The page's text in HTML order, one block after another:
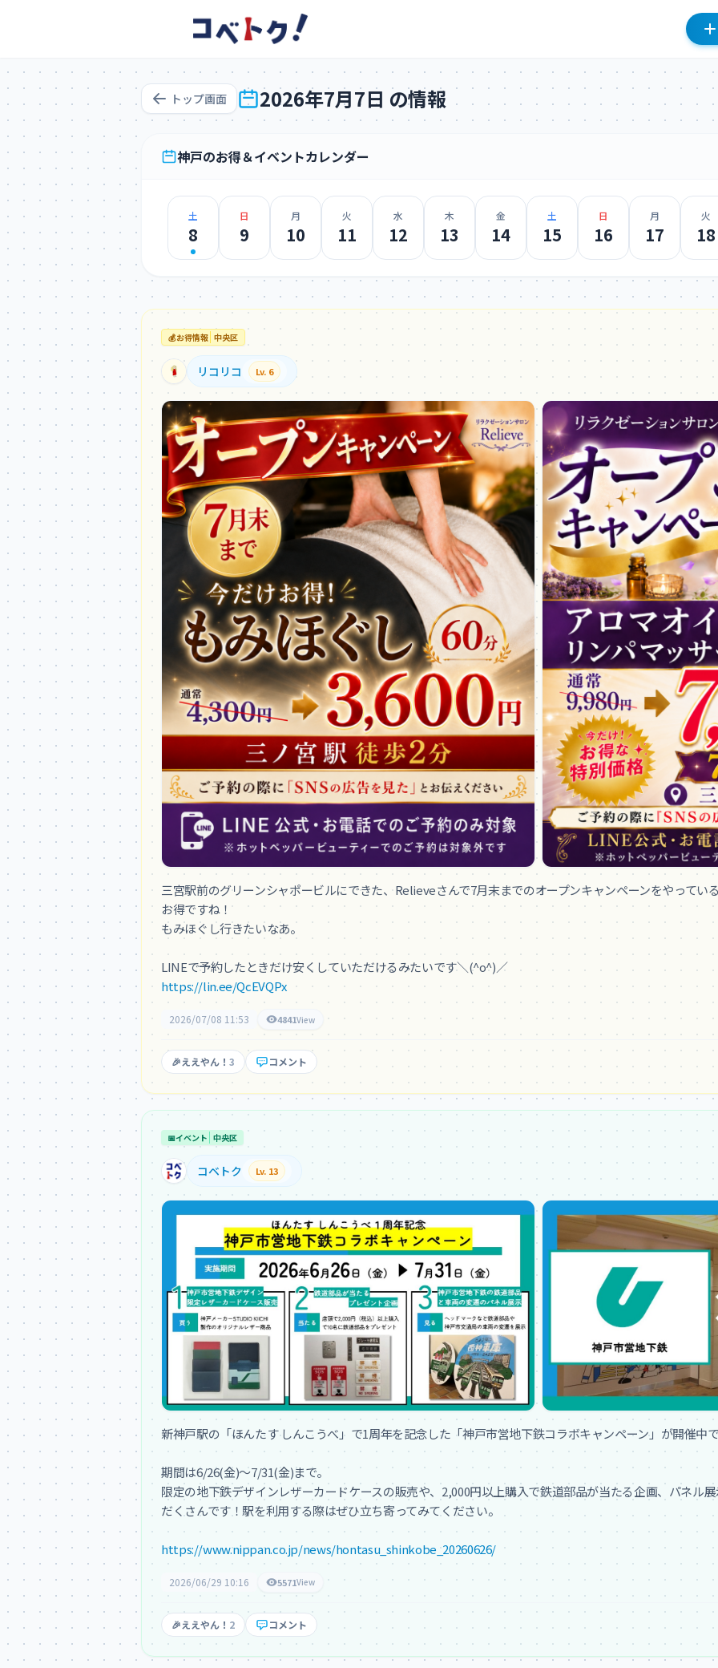
トップ画面 2026年7月7日 の情報
神戸のお得＆イベントカレンダー
土
8
日
9
月
10
火
11
水
12
木
13
金
14
土
15
日
16
月
17
火
18
💰お得情報 中央区
リコリコ Lv. 6
三宮駅前のグリーンシャポービルにできた、Relieveさんで7月末までのオープンキャンペーンをやってい
お得ですね！
もみほぐし行きたいなあ。
LINEで予約したときだけ安くしていただけるみたいです＼(^o^)／
https://lin.ee/QcEVQPx
2026/07/08 11:53 4841View
🎉ええやん！ 3 コメント
📅イベント 中央区
コベトク Lv. 13
新神戸駅の「ほんたす しんこうべ」で1周年を記念した「神戸市営地下鉄コラボキャンペーン」が開催中
期間は6/26(金)〜7/31(金)まで。
限定の地下鉄デザインレザーカードケースの販売や、2,000円以上購入で鉄道部品が当たる企画、パネル
だくさんです！駅を利用する際はぜひ立ち寄ってみてください。
https://www.nippan.co.jp/news/hontasu_shinkobe_20260626/
2026/06/29 10:16 5571View
🎉ええやん！ 2 コメント
コメントを投稿するにはログインが必要です